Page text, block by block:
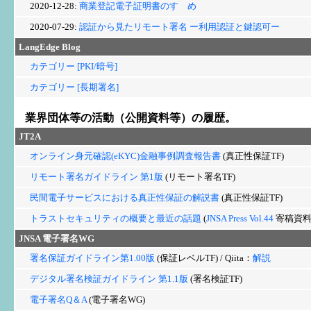
2020-12-28: 商業登記電子証明書のすゝめ
2020-07-29: 認証から見たリモート署名 ー利用認証と鍵認可ー
LangEdge Blog
カテゴリー [PKI/暗号]
カテゴリー [長期署名]
業界団体等の活動（公開資料等）の履歴。
JT2A
オンライン身元確認(eKYC)金融事例調査報告書 (真正性保証TF)
リモート署名ガイドライン 第1版 (リモート署名TF)
民間電子サービスにおける真正性保証の解説書 (真正性保証TF)
トラストセキュリティの概要と最近の話題 (JNSA Press Vol.44 寄稿資
JNSA 電子署名WG
署名保証ガイドライン第1.00版 (保証レベルTF) / Qiita： 解説
デジタル署名検証ガイドライン 第1.1版 (署名検証TF)
電子署名Q＆A(電子署名WG)